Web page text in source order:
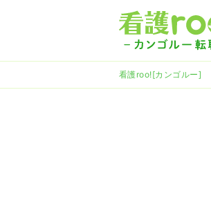
看護roo![カンゴルー]